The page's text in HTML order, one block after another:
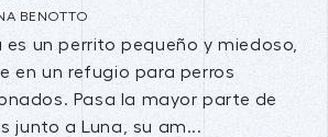
BENOTTO
es un perrito pequeño y miedoso,
en un refugio para perros
Pasa la mayor parte de
junto a Luna, su am...